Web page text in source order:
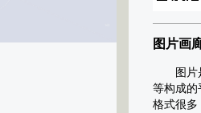
图片画
图片
等构成的
格式很多